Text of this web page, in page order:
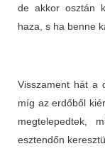
de akkor osztán
haza, s ha benne
Visszament hát a
míg az erdőből
megtelepedtek,
esztendőn